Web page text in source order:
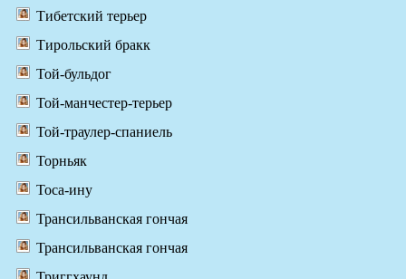
Тибетский терьер
Тирольский бракк
Той-бульдог
Той-манчестер-терьер
Той-траулер-спаниель
Торньяк
Тоса-ину
Трансильванская гончая
Трансильванская гончая